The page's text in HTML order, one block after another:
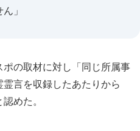
」
の取材に対し「同じ所属事
言を収録したあたりから
めた。